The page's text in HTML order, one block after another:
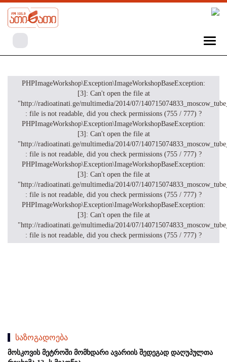
PHPImageWorkshop\Exception\ImageWorkshopBaseException:
[3]: Can't open the file at
"http://radioatinati.ge/multimedia/2014/07/
: file is not readable, did you check permissions (755 / 777) ?
PHPImageWorkshop\Exception\ImageWorkshopBaseException:
[3]: Can't open the file at
"http://radioatinati.ge/multimedia/2014/07/
: file is not readable, did you check permissions (755 / 777) ?
PHPImageWorkshop\Exception\ImageWorkshopBaseException:
[3]: Can't open the file at
"http://radioatinati.ge/multimedia/2014/07/
: file is not readable, did you check permissions (755 / 777) ?
PHPImageWorkshop\Exception\ImageWorkshopBaseException:
[3]: Can't open the file at
"http://radioatinati.ge/multimedia/2014/07/
: file is not readable, did you check permissions (755 / 777) ?
საზოგადოება
მოსკოვის მეტროში მომხდარი ავარიის შედეგად დაღუპულთა